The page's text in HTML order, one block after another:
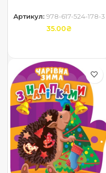
Артикул: 978-617-524-178-3
35.00₴